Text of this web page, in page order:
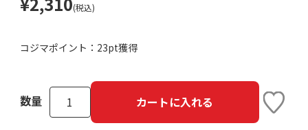
(税込)
コジマポイント： 23pt獲得
数量 カートに入れる